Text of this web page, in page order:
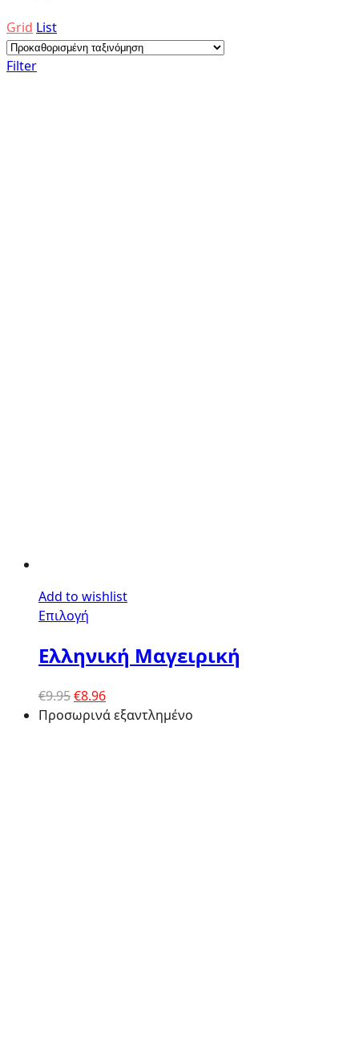
Grid List
Filter
Add to wishlist
Επιλογή
Ελληνική Μαγειρική
€9.95Original
price
€8.96Η
τρέχουσα
Προσωρινά εξαντλημένο